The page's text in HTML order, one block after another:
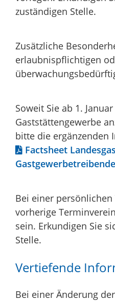
zuständigen Stelle.
Zusätzliche
erlaubnispflichtigen
Soweit Sie ab 1.
Gaststättengewerbe
bitte die ergänzenden
Factsheet
Gastgewerbetreibende
Bei einer
vorherige
sein. Erkundigen Sie
Stelle.
Vertiefende
Bei einer Änderung